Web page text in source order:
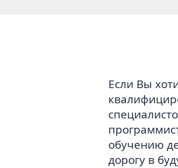
Если Вы
обучению
дорогу в